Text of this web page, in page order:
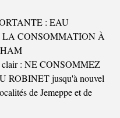
: EAU
LA CONSOMMATION À
clair : NE CONSOMMEZ
ROBINET jusqu'à nouvel
de Jemeppe et de